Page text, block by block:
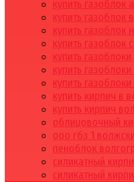
купить газоблок
купить газоблок
купить газоблок
купить газоблок
купить
купить
купить
купить кирпич в
купить кирпич
облицовочный
ооо гбз 1
пеноблок
силикатный
силикатный